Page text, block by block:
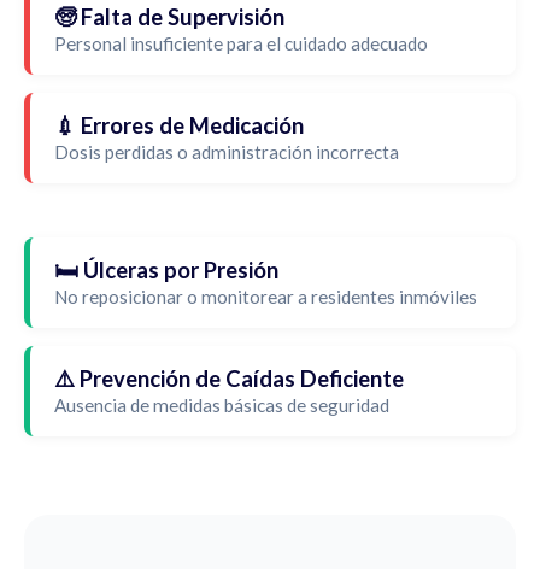
🧓 Falta de Supervisión
Personal insuficiente para el cuidado adecuado
💉 Errores de Medicación
Dosis perdidas o administración incorrecta
🛏️ Úlceras por Presión
No reposicionar o monitorear a residentes inmóviles
⚠️ Prevención de Caídas Deficiente
Ausencia de medidas básicas de seguridad